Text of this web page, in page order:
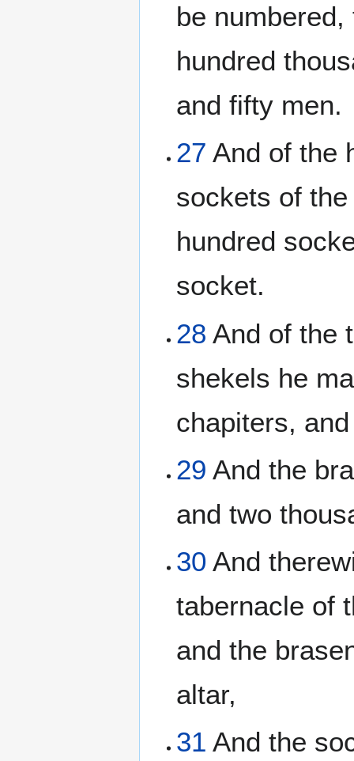
be
hundred
and fifty men.
27 And of the
sockets of
hundred
socket.
28 And of the
shekels he
chapiters,
29 And the
and two
30 And
tabernacle of
and the
altar,
31 And the